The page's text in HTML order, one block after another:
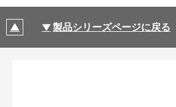
製品シリーズページに戻る